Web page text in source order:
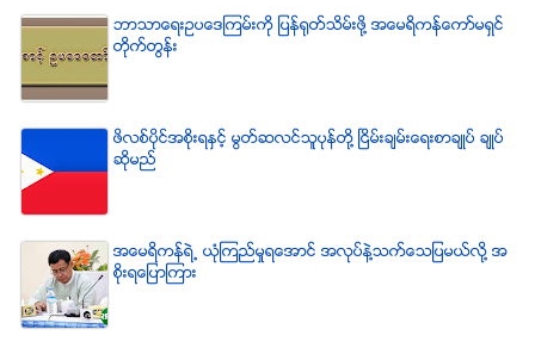
ဘာသာေရးဥပေဒၾကမ္းကို ျပန္ရုတ္သိမ္းဖို႔ အေမရိကန္ေကာ္မရွင္
တိုက္တြန္း
ဖိလစ္ပိုင္အစိုးရႏွင့္ မြတ္ဆလင္သူပုန္တို႔ ၿငိမ္းခ်မ္းေရးစာခ်ဳပ္ ခ်ဳပ္
ဆိုမည္
အေမရိကန္ရဲ႕ ယံုၾကည္မႈရေအာင္ အလုပ္နဲ႔သက္ေသျပမယ္လုိ႔ အ
စုိးရေျပာၾကား